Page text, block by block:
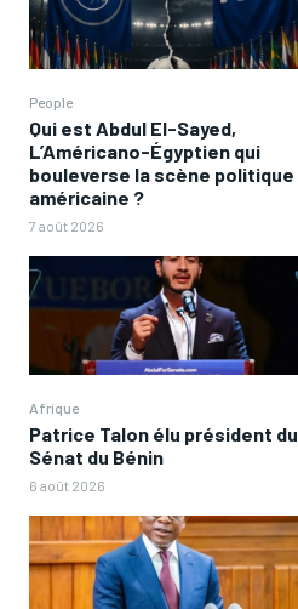
People
Qui est Abdul El-Sayed,
L’Américano-Égyptien qui
bouleverse la scène politique
américaine ?
7 août 2026
Afrique
Patrice Talon élu président du
Sénat du Bénin
6 août 2026